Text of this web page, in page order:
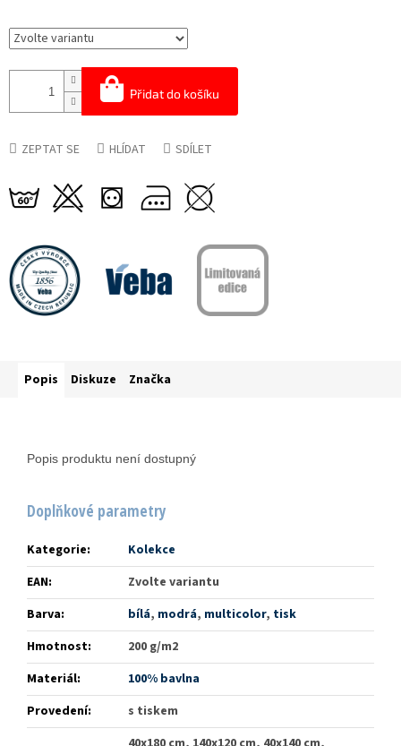
Přidat do košíku
ZEPTAT SE HLÍDAT SDÍLET
Popis Diskuze Značka
Popis produktu není dostupný
Doplňkové parametry
Kategorie:
Kolekce
EAN:
Zvolte variantu
Barva: bílá, modrá, multicolor, tisk
Hmotnost:
200 g/m2
Materiál:
100% bavlna
Provedení:
s tiskem